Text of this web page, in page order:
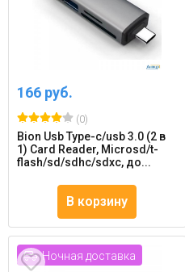
166 руб.
(0)
Bion Usb Type-c/usb 3.0 (2 в
1) Card Reader, Microsd/t-
flash/sd/sdhc/sdxc, до...
В корзину
Ночная доставка